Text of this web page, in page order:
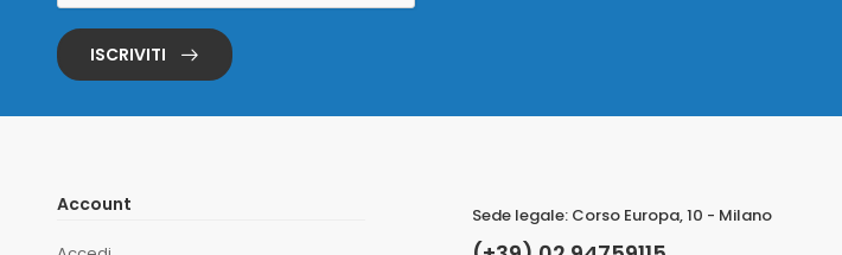
ISCRIVITI
Account Sede legale: Corso Europa, 10 - Milano